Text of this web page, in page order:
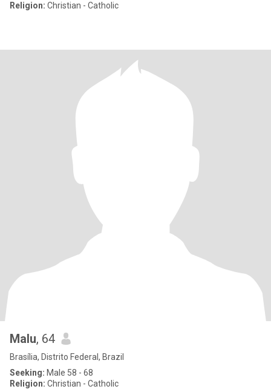
Religion: Christian - Catholic
Malu, 64
Brasília, Distrito Federal, Brazil
Seeking: Male 58 - 68
Religion: Christian - Catholic